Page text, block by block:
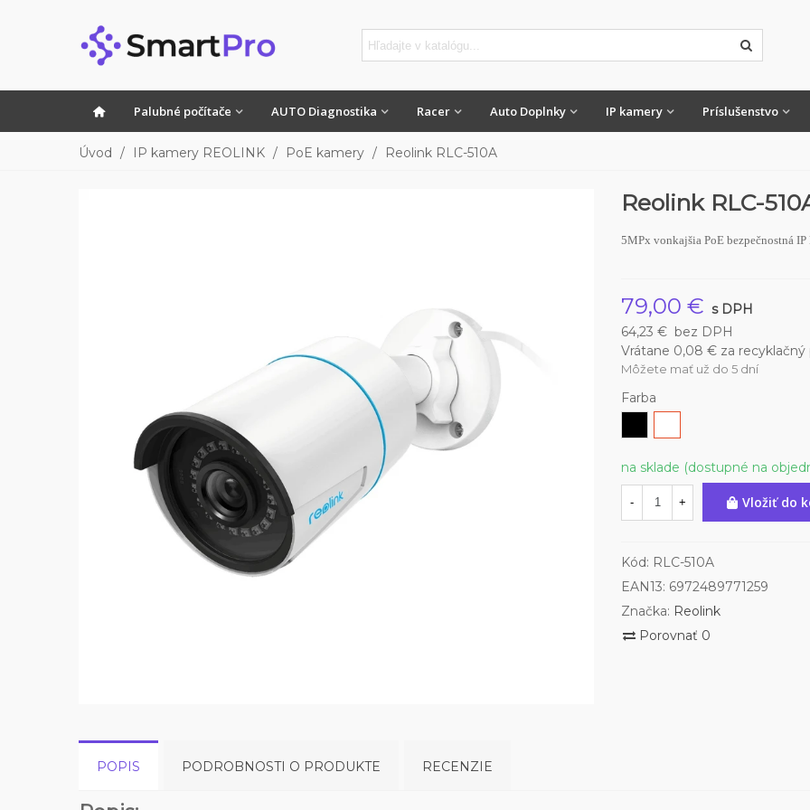
Palubné počítače AUTO Diagnostika Racer Auto Doplnky IP kamery Príslušenstvo
Úvod / IP kamery REOLINK / PoE kamery / Reolink RLC-510A
Reolink RLC-
5MPx vonkajšia PoE bezpečnostná
79,00 € s DPH
64,23 € bez DPH
Vrátane 0,08 € za recyklačný
Môžete mať už do 5 dní
Farba
na sklade (dostupné na
- + Vložiť do
Kód: RLC-510A
EAN13: 6972489771259
Značka: Reolink
Porovnať 0
POPIS PODROBNOSTI O PRODUKTE RECENZIE